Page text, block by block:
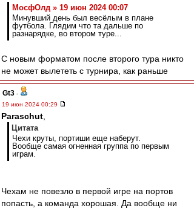
МосфОлд » 19 июн 2024 00:07
Минувший день был весёлым в плане
футбола. Глядим что та дальше по
разнарядке, во втором туре...
С новым форматом после второго тура никто
не может вылететь с турнира, как раньше
Gt3 -
19 июн 2024 00:29
Paraschut
Цитата
Чехи круты, портиши еще наберут.
Вообще самая огненная группа по первым
играм.
Чехам не повезло в первой игре на портов
попасть, а команда хорошая. Да вообще ни